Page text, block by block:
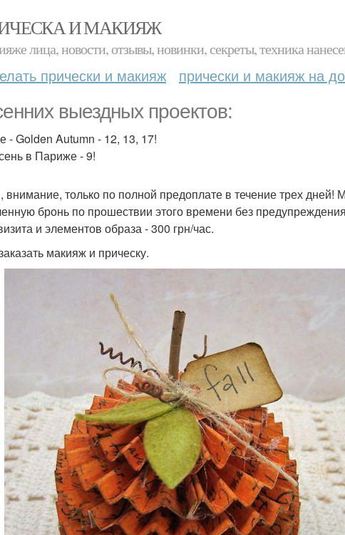
И МАКИЯЖ
лица, новости, отзывы, новинки, секреты, техника
прически и макияж прически и макияж на
выездных проектов:
- Golden Autumn - 12, 13, 17!
в Париже - 9!
внимание, только по полной предоплате в течение трех дней!
бронь по прошествии этого времени без
и элементов образа - 300 грн/час.
макияж и прическу.